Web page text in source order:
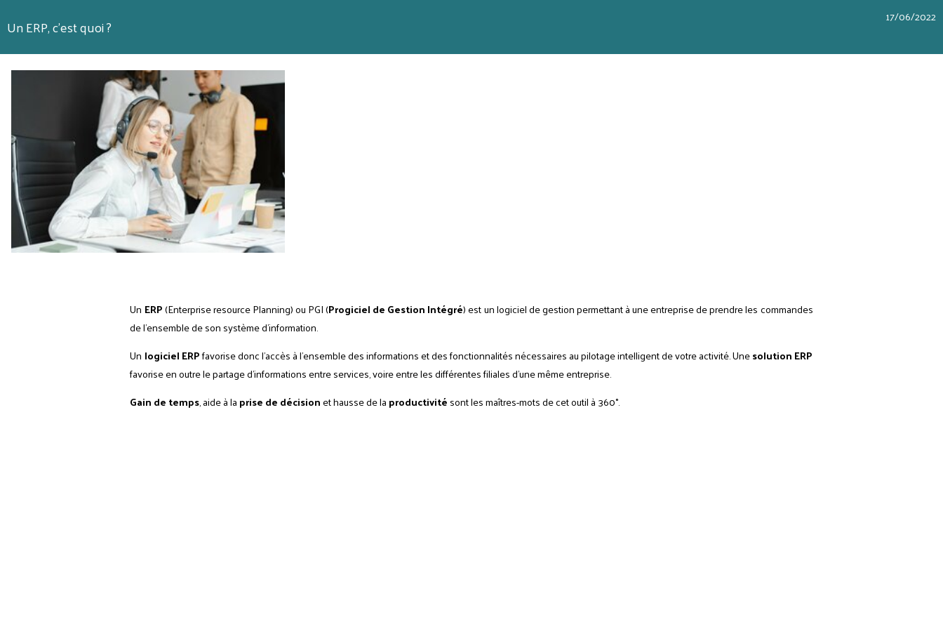
Un ERP, c'est quoi ? 17/06/2022
Un ERP(Enterprise resource Planning) ou PGI (Progiciel de Gestion Intégré) est un logiciel de gestion permettant à une entreprise de prendre les commandes
de l'ensemble de son système d'information.
Un logiciel ERPfavorise donc l'accès à l'ensemble des informations et des fonctionnalités nécessaires au pilotage intelligent de votre activité. Unesolution ERP
favorise en outre le partage d'informations entre services, voire entre les différentes filiales d'une même entreprise.
Gain de temps, aide à laprise de décisionet hausse de laproductivitésont les maîtres-mots de cet outil à 360°.